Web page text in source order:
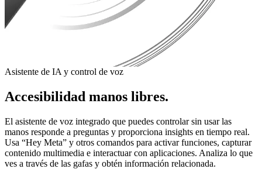
Asistente de IA y control de voz
Accesibilidad manos libres.
El asistente de voz integrado que puedes controlar sin usar las
manos responde a preguntas y proporciona insights en tiempo real.
Usa “Hey Meta” y otros comandos para activar funciones, capturar
contenido multimedia e interactuar con aplicaciones. Analiza lo que
ves a través de las gafas y obtén información relacionada.